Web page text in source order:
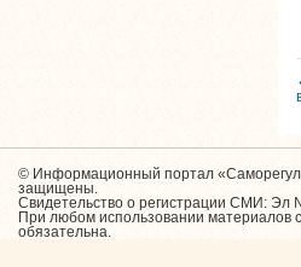
© Информационный портал
защищены.
Свидетельство о регистрации СМИ:
При любом использовании материалов
обязательна.